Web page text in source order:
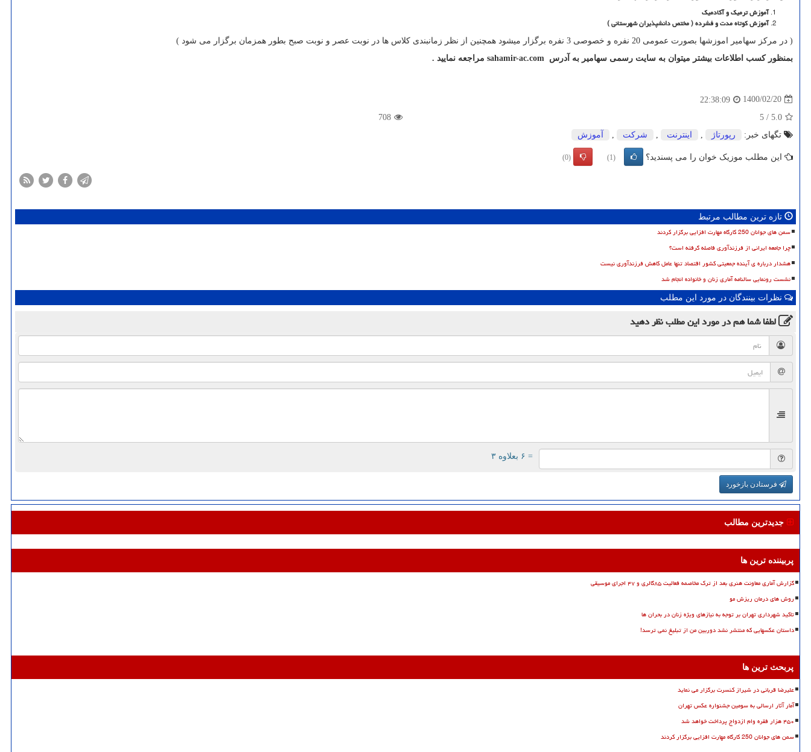
آموزش ترمیک و آکادمیک
آموزش کوتاه مدت و فشرده ( مختص دانشپذیران شهرستانی )
( در مرکز سهامیر اموزشها بصورت عمومی 20 نفره و خصوصی 3 نفره برگزار میشود همچنین از نظر زمانبندی کلاس ها در نوبت عصر و نوبت صبح بطور همزمان برگزار می شود )
بمنظور کسب اطلاعات بیشتر میتوان به سایت رسمی سهامیر به آدرس sahamir-ac.com مراجعه نمایید .
1400/02/20
22:38:09
5.0
/
5
708
تگهای خبر:
رپورتاژ , اینترنت , شركت , آموزش
این مطلب موزیک خوان را می پسندید؟ (1)
(0)
تازه ترین مطالب مرتبط
سمن های جوانان 250 کارگاه مهارت افزایی برگزار کردند
چرا جامعه ایرانی از فرزندآوری فاصله گرفته است؟
هشدار درباره ی آینده جمعیتی کشور اقتصاد تنها عامل کاهش فرزندآوری نیست
نشست رونمایی سالنامه آماری زنان و خانواده انجام شد
نظرات بینندگان در مورد این مطلب
لطفا شما همدر مورد این مطلبنظر دهید
= ۶ بعلاوه ۳
فرستادن بازخورد
جدیدترین مطالب
پربیننده ترین ها
گزارش آماری معاونت هنری بعد از ترک مخاصمه فعالیت ۸۵گالری و ۴۷ اجرای موسیقی
روش های درمان ریزش مو
تاکید شهرداری تهران بر توجه به نیازهای ویژه زنان در بحران ها
داستان عکسهایی که منتشر نشد دوربین من از تبلیغ نمی ترسد!
پربحث ترین ها
علیرضا قربانی در شیراز کنسرت برگزار می نماید
آمار آثار ارسالی به سومین جشنواره عکس تهران
۴۵۰ هزار فقره وام ازدواج پرداخت خواهد شد
سمن های جوانان 250 کارگاه مهارت افزایی برگزار کردند